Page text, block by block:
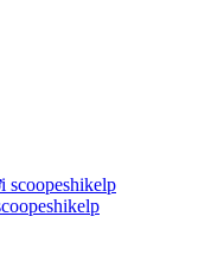
scoopeshikelp